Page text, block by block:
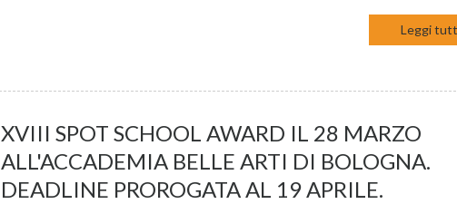
Leggi
XVIII SPOT SCHOOL AWARD IL 28 MARZO
ALL'ACCADEMIA BELLE ARTI DI BOLOGNA.
DEADLINE PROROGATA AL 19 APRILE.